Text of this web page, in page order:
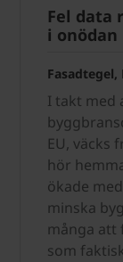
Fel data
i onödan
Fasadtegel,
I takt med
EU, väcks
hör
ökade
minska
många att
som